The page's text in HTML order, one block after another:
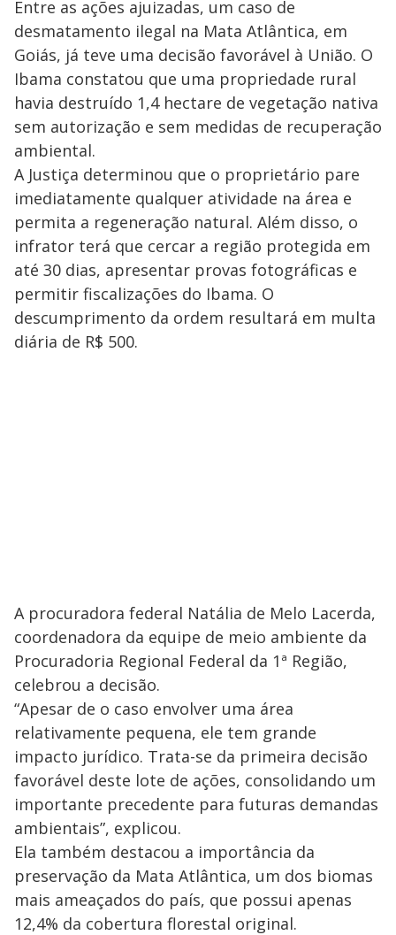
o
Entre as ações ajuizadas, um caso de
desmatamento ilegal na Mata Atlântica, em
Goiás, já teve uma decisão favorável à União. O
Ibama constatou que uma propriedade rural
havia destruído 1,4 hectare de vegetação nativa
sem autorização e sem medidas de recuperação
ambiental.
A Justiça determinou que o proprietário pare
imediatamente qualquer atividade na área e
permita a regeneração natural. Além disso, o
infrator terá que cercar a região protegida em
até 30 dias, apresentar provas fotográficas e
permitir fiscalizações do Ibama. O
descumprimento da ordem resultará em multa
diária de R$ 500.
A procuradora federal Natália de Melo Lacerda,
coordenadora da equipe de meio ambiente da
Procuradoria Regional Federal da 1ª Região,
celebrou a decisão.
“Apesar de o caso envolver uma área
relativamente pequena, ele tem grande
impacto jurídico. Trata-se da primeira decisão
favorável deste lote de ações, consolidando um
importante precedente para futuras demandas
ambientais”, explicou.
Ela também destacou a importância da
preservação da Mata Atlântica, um dos biomas
mais ameaçados do país, que possui apenas
12,4% da cobertura florestal original.